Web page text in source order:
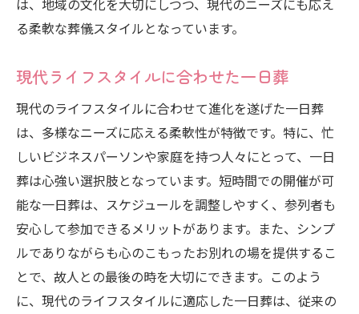
は、地域の文化を大切にしつつ、現代のニーズにも応え
る柔軟な葬儀スタイルとなっています。
現代ライフスタイルに合わせた一日葬
現代のライフスタイルに合わせて進化を遂げた一日葬
は、多様なニーズに応える柔軟性が特徴です。特に、忙
しいビジネスパーソンや家庭を持つ人々にとって、一日
葬は心強い選択肢となっています。短時間での開催が可
能な一日葬は、スケジュールを調整しやすく、参列者も
安心して参加できるメリットがあります。また、シンプ
ルでありながらも心のこもったお別れの場を提供するこ
とで、故人との最後の時を大切にできます。このよう
に、現代のライフスタイルに適応した一日葬は、従来の